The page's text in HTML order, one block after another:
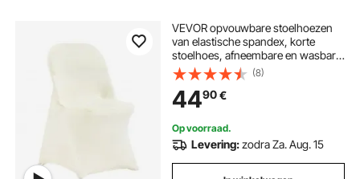
VEVOR opvouwbare stoelhoezen
van elastische spandex, korte
stoelhoes, afneembare en wasbare
hoezen, voor bruiloften,
feestdagen, banketten, feesten en
partijen (30 stuks, ivoorwit)
(8)
4490€
Op voorraad.
Levering:zodra Za. Aug. 15